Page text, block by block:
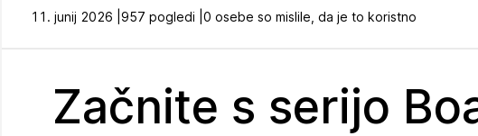
11. junij 2026 | 957 pogledi | 0 osebe so mislile, da je to koristno
Začnite s serijo